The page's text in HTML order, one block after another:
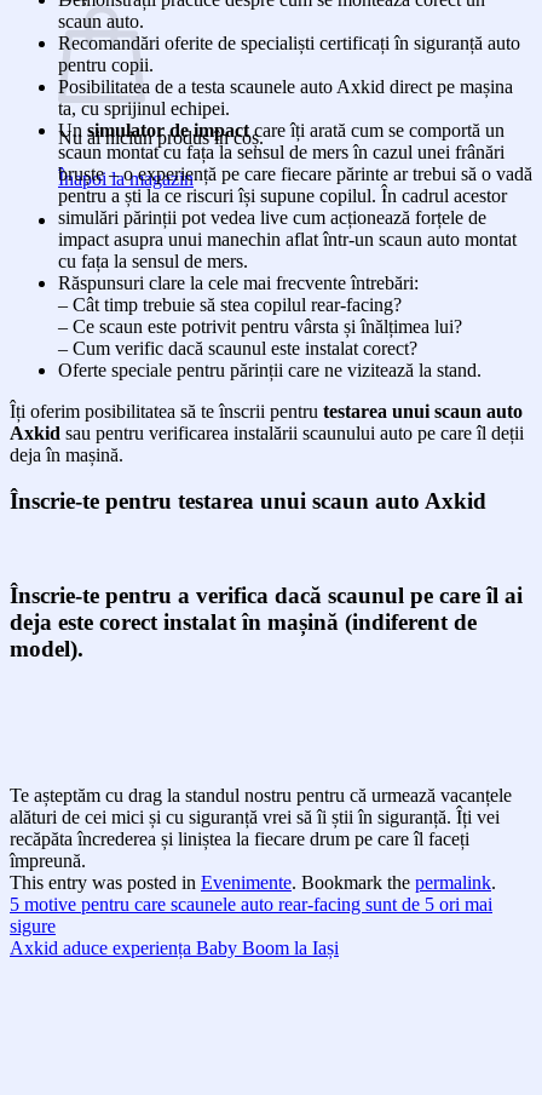
Nu ai niciun produs în coș.
Înapoi la magazin
scaun auto.⁣
Recomandări oferite de specialiști certificați în siguranță auto
pentru copii.⁣
Posibilitatea de a testa scaunele auto Axkid direct pe mașina
ta, cu sprijinul echipei.⁣
Un simulator de impactcare îți arată cum se comportă un
scaun montat cu fața la sensul de mers în cazul unei frânări
bruște – o experiență pe care fiecare părinte ar trebui să o vadă
pentru a ști la ce riscuri își supune copilul. În cadrul acestor
simulări părinții pot vedea live cum acționează forțele de
impact asupra unui manechin aflat într-un scaun auto montat
cu fața la sensul de mers.
Răspunsuri clare la cele mai frecvente întrebări:⁣
– Cât timp trebuie să stea copilul rear-facing?⁣
– Ce scaun este potrivit pentru vârsta și înălțimea lui?⁣
– Cum verific dacă scaunul este instalat corect?⁣
Oferte speciale pentru părinții care ne vizitează la stand.
⁣Îți oferim posibilitatea să te înscrii pentru testarea unui scaun auto
Axkid sau pentru verificarea instalării scaunului auto pe care îl deții
deja în mașină.
Înscrie-te pentru testarea unui scaun auto Axkid
Înscrie-te pentru a verifica dacă scaunul pe care îl ai
deja este corect instalat în mașină (indiferent de
model).
Te așteptăm cu drag la standul nostru pentru că urmează vacanțele
alături de cei mici și cu siguranță vrei să îi știi în siguranță. Îți vei
recăpăta încrederea și liniștea la fiecare drum pe care îl faceți
împreună.
This entry was posted in Evenimente. Bookmark the permalink.
5 motive pentru care scaunele auto rear-facing sunt de 5 ori mai
sigure
Axkid aduce experiența Baby Boom la Iași